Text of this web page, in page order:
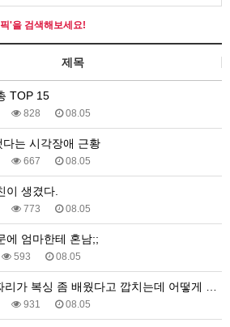
'을 검색해보세요!
제목
TOP 15
828 08.05
다는 시각장애 근황
667 08.05
이 생겼다.
773 08.05
에 엄마한테 혼남;;
593 08.05
리가 복싱 좀 배웠다고 깝치는데 어떻게 …
931 08.05